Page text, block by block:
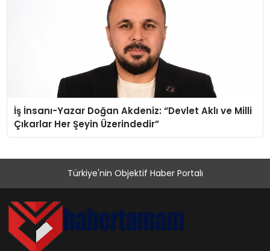
İş İnsanı-Yazar Doğan Akdeniz: “Devlet Aklı ve Milli
Çıkarlar Her Şeyin Üzerindedir”
Türkiye'nin Objektif Haber Portalı